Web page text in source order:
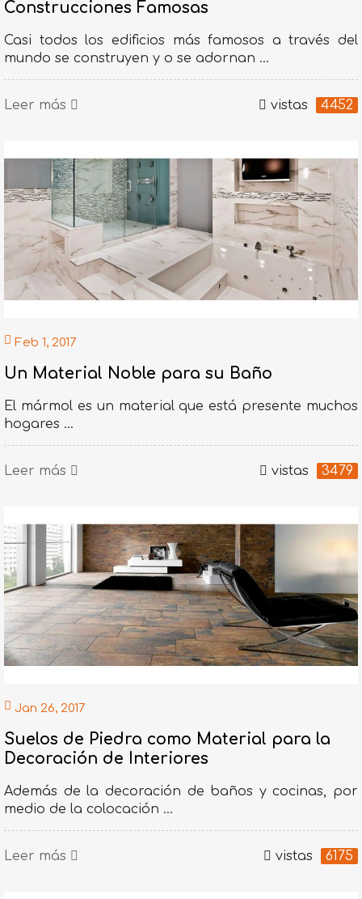
Construcciones Famosas
Casi todos los edificios más famosos a través del
mundo se construyen y o se adornan ...
Leer más vistas 4452
Feb 1, 2017
Un Material Noble para su Baño
El mármol es un material que está presente muchos
hogares ...
Leer más vistas 3479
Jan 26, 2017
Suelos de Piedra como Material para la
Decoración de Interiores
Además de la decoración de baños y cocinas, por
medio de la colocación ...
Leer más vistas 6175